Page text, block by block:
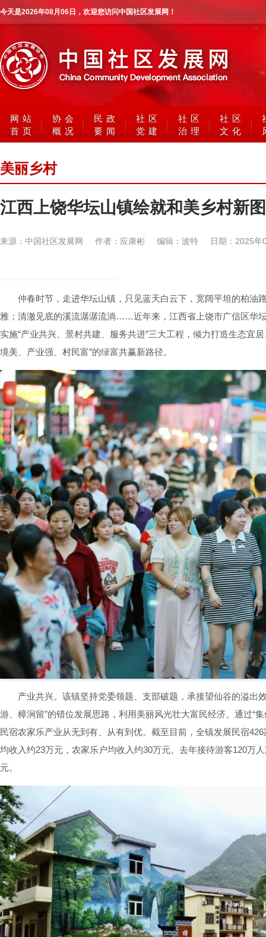
今天是2026年08月06日 ，欢迎您访问中国社区发展网！
网站
首页
协会
概况
民政
要闻
社区
党建
社区
治理
社区
文化
美丽乡村
江西上饶华坛山镇绘就和美乡村新
来源： 中国社区发展网 作者： 应康彬 编辑： 波特 日期： 2025年
仲春时节，走进华坛山镇，只见蓝天白云下，宽阔平坦的柏油
雅；清澈见底的溪流潺潺流淌……近年来，江西省上饶市广信区华
实施“产业共兴、景村共建、服务共进”三大工程，倾力打造生态宜
境美、产业强、村民富”的绿富共赢新路径。
产业共兴。该镇坚持党委领题、支部破题，承接望仙谷的溢出
游、樟涧留”的错位发展思路，利用美丽风光壮大富民经济。通过“
民宿农家乐产业从无到有、从有到优。截至目前，全镇发展民宿
均收入约23万元，农家乐户均收入约30万元。去年接待游客120万
元。